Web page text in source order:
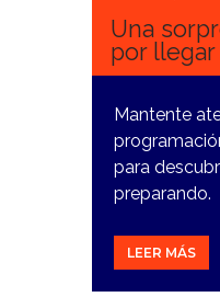
Una
por llegar
Mantente
para
preparando.
LEER MÁS